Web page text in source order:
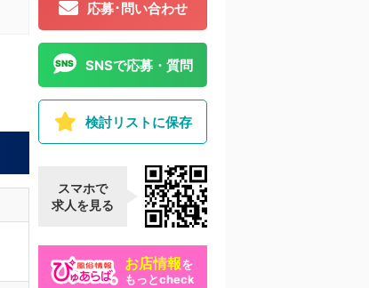
応募･問い合わせ
SNSで応募・質問
検討リストに保存
スマホで
求人を見る
お店情報を
もっとcheck